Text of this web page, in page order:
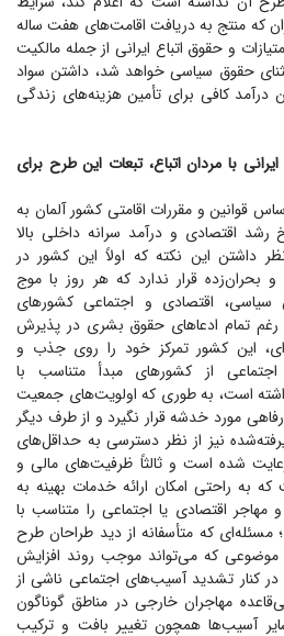
که منتج به دریافت اقامت‌های هفت ساله
امتیازات و حقوق اتباع ایرانی از جمله مالکیت
حقوق سیاسی خواهد شد، داشتن سواد
درآمد کافی برای تأمین هزینه‌های زندگی
با مردان اتباع، تبعات این طرح برای
قوانین و مقررات اقامتی کشور آلمان به
اقتصادی و درآمد سرانه داخلی بالا
داشتن این نکته که اولاً این کشور در
قرار ندارد که هر روز با موج
اقتصادی و اجتماعی کشور‌های
رغم تمام ادعا‌های حقوق بشری در پذیرش
این کشور تمرکز خود را روی جذب و
از کشور‌های مبدأ متناسب با
است، به طوری که اولویت‌های جمعیت
مورد خدشه قرار نگیرد و از طرف دیگر
نیز از نظر دسترسی به حداقل‌های
شده است و ثالثاً ظرفیت‌های مالی و
به راحتی امکان ارائه خدمات بهینه به
مهاجر اقتصادی یا اجتماعی را متناسب با
که متأسفانه از دید طراحان طرح
که می‌تواند موجب روند افزایش
کنار تشدید آسیب‌های اجتماعی ناشی از
مهاجران خارجی در مناطق گوناگون
آسیب‌ها همچون تغییر بافت و ترکیب